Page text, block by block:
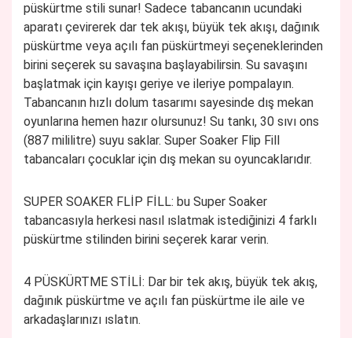
püskürtme stili sunar! Sadece tabancanın ucundaki
aparatı çevirerek dar tek akışı, büyük tek akışı, dağınık
püskürtme veya açılı fan püskürtmeyi seçeneklerinden
birini seçerek su savaşına başlayabilirsin. Su savaşını
başlatmak için kayışı geriye ve ileriye pompalayın.
Tabancanın hızlı dolum tasarımı sayesinde dış mekan
oyunlarına hemen hazır olursunuz! Su tankı, 30 sıvı ons
(887 mililitre) suyu saklar. Super Soaker Flip Fill
tabancaları çocuklar için dış mekan su oyuncaklarıdır.
SUPER SOAKER FLİP FİLL: bu Super Soaker
tabancasıyla herkesi nasıl ıslatmak istediğinizi 4 farklı
püskürtme stilinden birini seçerek karar verin.
4 PÜSKÜRTME STİLİ: Dar bir tek akış, büyük tek akış,
dağınık püskürtme ve açılı fan püskürtme ile aile ve
arkadaşlarınızı ıslatın.